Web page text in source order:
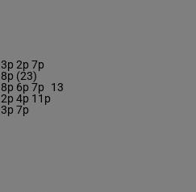
3p 2p 7p
8p (23)
8p 6p 7p
2p 4p 11p
3p 7p
13